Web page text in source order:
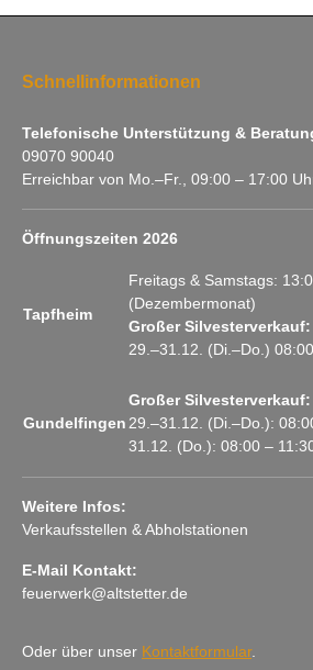
Schnellinformationen
Telefonische Unterstützung &
09070 90040
Erreichbar von Mo.–Fr., 09:00 – 17:00
Öffnungszeiten 2026
Tapfheim
Freitags & Samstags:
(Dezembermonat)
Großer Silvesterverkauf:
29.–31.12. (Di.–Do.)
Gundelfingen
Großer Silvesterverkauf:
29.–31.12. (Di.–Do.):
31.12. (Do.): 08:00 –
Weitere Infos:
Verkaufsstellen & Abholstationen
E-Mail Kontakt:
feuerwerk@altstetter.de
Oder über unser Kontaktformular.